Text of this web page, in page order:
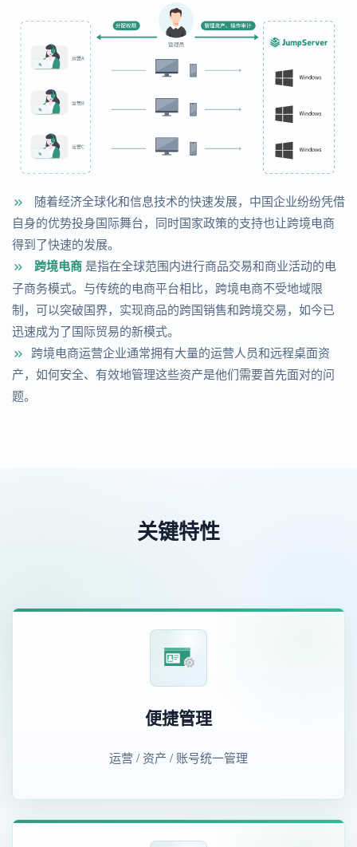
随着经济全球化和信息技术的快速发展，中国企业纷纷凭借
自身的优势投身国际舞台，同时国家政策的支持也让跨境电商
得到了快速的发展。
跨境电商 是指在全球范围内进行商品交易和商业活动的电
子商务模式。与传统的电商平台相比，跨境电商不受地域限
制，可以突破国界，实现商品的跨国销售和跨境交易，如今已
迅速成为了国际贸易的新模式。
跨境电商运营企业通常拥有大量的运营人员和远程桌面资
产，如何安全、有效地管理这些资产是他们需要首先面对的问
题。
关键特性
便捷管理
运营 / 资产 / 账号统一管理